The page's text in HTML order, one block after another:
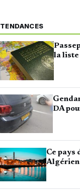
TENDANCES
la liste
DA
Ce pays